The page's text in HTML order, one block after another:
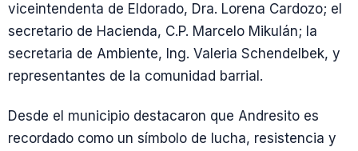
viceintendenta de Eldorado, Dra. Lorena Cardozo; el
secretario de Hacienda, C.P. Marcelo Mikulán; la
secretaria de Ambiente, Ing. Valeria Schendelbek, y
representantes de la comunidad barrial.
Desde el municipio destacaron que Andresito es
recordado como un símbolo de lucha, resistencia y